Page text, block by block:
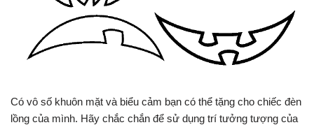
Có vô số khuôn mặt và biểu cảm bạn có thể tặng cho chiếc đèn
lồng của mình. Hãy chắc chắn để sử dụng trí tưởng tượng của